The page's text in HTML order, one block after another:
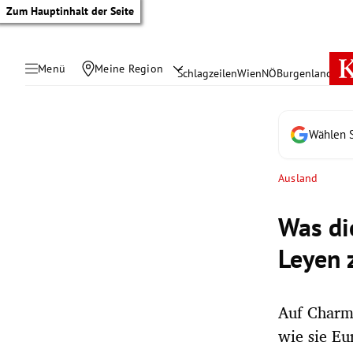
Zum Hauptinhalt der Seite
Menü Meine Region SchlagzeilenWienNÖBurgenland
Wählen
Ausland
Was
Leyen
Auf
wie sie